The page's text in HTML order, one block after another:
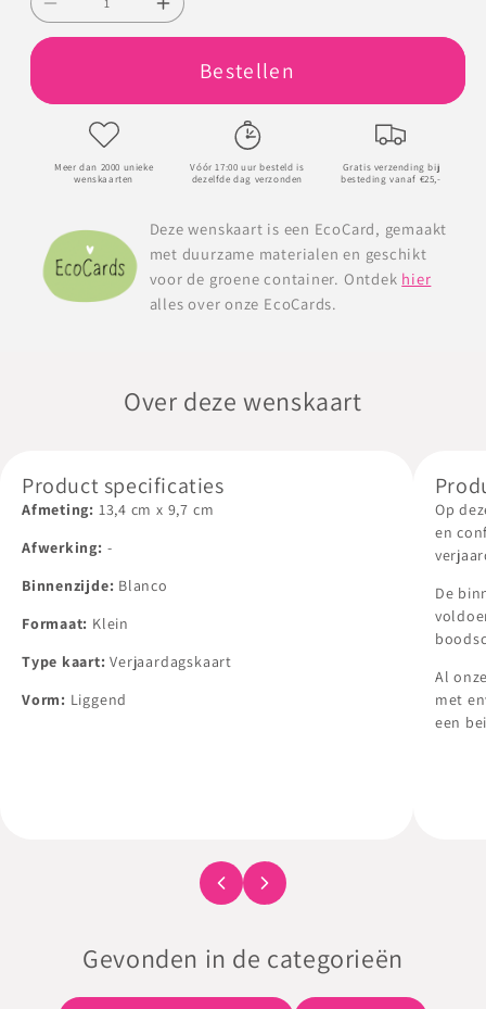
Aantal
verlagen
Fijne
verjaardag
Aantal
verhogen
voor
Fijne
verjaardag
Bestellen
Meer dan 2000 unieke
wenskaarten
Vóór 17:00 uur besteld is
dezelfde dag verzonden
Gratis verzending bij
besteding vanaf €25,-
Deze wenskaart is een EcoCard, gemaakt
met duurzame materialen en geschikt
voor de groene container. Ontdek hier
alles over onze EcoCards.
Over deze wenskaart
Product specificaties
Afmeting: 13,4 cm x 9,7 cm
Afwerking: -
Binnenzijde: Blanco
Formaat: Klein
Type kaart: Verjaardagskaart
Vorm: Liggend
Op
en
De
Al
met
een
Gevonden in de categorieën